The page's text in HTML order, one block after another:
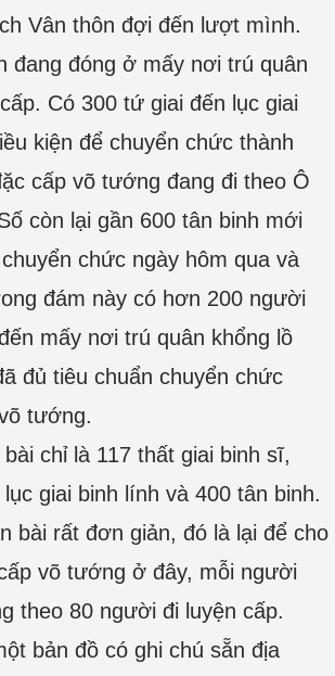
Vân thôn đợi đến lượt mình.
đang đóng ở mấy nơi trú quân
Có 300 tứ giai đến lục giai
kiện để chuyển chức thành
cấp võ tướng đang đi theo Ô
còn lại gần 600 tân binh mới
chức ngày hôm qua và
đám này có hơn 200 người
mấy nơi trú quân khổng lồ
đủ tiêu chuẩn chuyển chức
tướng.
chỉ là 117 thất giai binh sĩ,
giai binh lính và 400 tân binh.
bài rất đơn giản, đó là lại để cho
võ tướng ở đây, mỗi người
theo 80 người đi luyện cấp.
bản đồ có ghi chú sẵn địa